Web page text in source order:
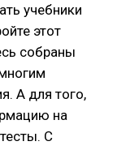
учебники
этот
собраны
А для того,
на
С